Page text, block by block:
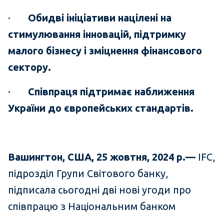
· Обидві ініціативи націлені на
стимулювання інновацій, підтримку
малого бізнесу і зміцнення фінансового
сектору.
· Співпраця підтримає наближення
України до європейських стандартів.
Вашингтон, США, 25 жовтня, 2024 р.— IFC,
підрозділ Групи Світового банку,
підписала сьогодні дві нові угоди про
співпрацю з Національним банком